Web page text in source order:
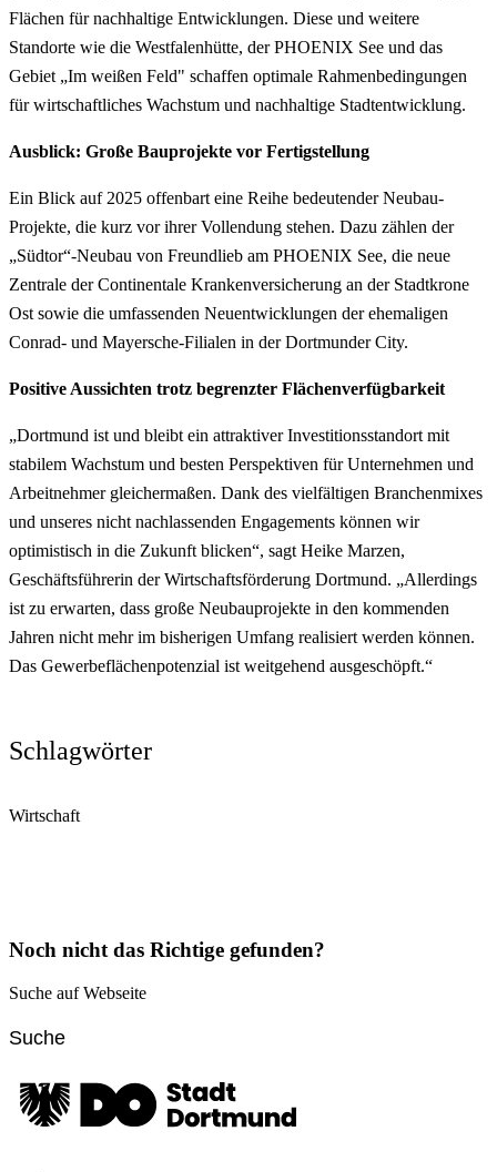
Flächen für nachhaltige Entwicklungen. Diese und weitere
Standorte wie die Westfalenhütte, der PHOENIX See und das
Gebiet „Im weißen Feld" schaffen optimale Rahmenbedingungen
für wirtschaftliches Wachstum und nachhaltige Stadtentwicklung.
Ausblick: Große Bauprojekte vor Fertigstellung
Ein Blick auf 2025 offenbart eine Reihe bedeutender Neubau-
Projekte, die kurz vor ihrer Vollendung stehen. Dazu zählen der
„Südtor“-Neubau von Freundlieb am PHOENIX See, die neue
Zentrale der Continentale Krankenversicherung an der Stadtkrone
Ost sowie die umfassenden Neuentwicklungen der ehemaligen
Conrad- und Mayersche-Filialen in der Dortmunder City.
Positive Aussichten trotz begrenzter Flächenverfügbarkeit
„Dortmund ist und bleibt ein attraktiver Investitionsstandort mit
stabilem Wachstum und besten Perspektiven für Unternehmen und
Arbeitnehmer gleichermaßen. Dank des vielfältigen Branchenmixes
und unseres nicht nachlassenden Engagements können wir
optimistisch in die Zukunft blicken“, sagt Heike Marzen,
Geschäftsführerin der Wirtschaftsförderung Dortmund. „Allerdings
ist zu erwarten, dass große Neubauprojekte in den kommenden
Jahren nicht mehr im bisherigen Umfang realisiert werden können.
Das Gewerbeflächenpotenzial ist weitgehend ausgeschöpft.“
Schlagwörter
Wirtschaft
Noch nicht das Richtige gefunden?
Suche auf Webseite